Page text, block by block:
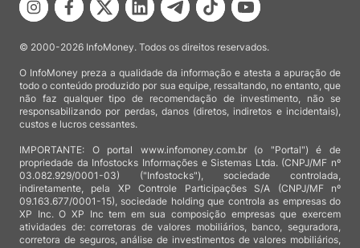
© 2000-2026 InfoMoney. Todos os direitos reservados.
O InfoMoney preza a qualidade da informação e atesta a apuração de
todo o conteúdo produzido por sua equipe, ressaltando, no entanto, que
não faz qualquer tipo de recomendação de investimento, não se
responsabilizando por perdas, danos (diretos, indiretos e incidentais),
custos e lucros cessantes.
IMPORTANTE: O portal www.infomoney.com.br (o "Portal") é de
propriedade da Infostocks Informações e Sistemas Ltda. (CNPJ/MF nº
03.082.929/0001-03) ("Infostocks"), sociedade controlada,
indiretamente, pela XP Controle Participações S/A (CNPJ/MF nº
09.163.677/0001-15), sociedade holding que controla as empresas do
XP Inc. O XP Inc tem em sua composição empresas que exercem
atividades de: corretoras de valores mobiliários, banco, seguradora,
corretora de seguros, análise de investimentos de valores mobiliários,